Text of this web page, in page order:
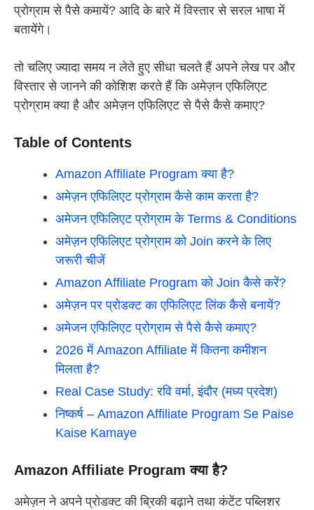
प्रोग्राम से पैसे कमायें? आदि के बारे में विस्तार से सरल भाषा में
बतायेंगे।
तो चलिए ज्यादा समय न लेते हुए सीधा चलते हैं अपने लेख पर और
विस्तार से जानने की कोशिश करते हैं कि अमेज़न एफिलिएट
प्रोग्राम क्या है और अमेज़न एफिलिएट से पैसे कैसे कमाए?
Table of Contents
Amazon Affiliate Program क्या है?
अमेज़न एफिलिएट प्रोग्राम कैसे काम करता है?
अमेजन एफिलिएट प्रोग्राम के Terms & Conditions
अमेज़न एफिलिएट प्रोग्राम को Join करने के लिए
जरूरी चीजें
Amazon Affiliate Program को Join कैसे करें?
अमेज़न पर प्रोडक्ट का एफिलिएट लिंक कैसे बनायें?
अमेजन एफिलिएट प्रोग्राम से पैसे कैसे कमाए?
2026 में Amazon Affiliate में कितना कमीशन
मिलता है?
Real Case Study: रवि वर्मा, इंदौर (मध्य प्रदेश)
निष्कर्ष – Amazon Affiliate Program Se Paise
Kaise Kamaye
Amazon Affiliate Program क्या है?
अमेज़न ने अपने प्रोडक्ट की ब्रिकी बढ़ाने तथा कंटेंट पब्लिशर